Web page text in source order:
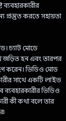
ব্যবহারকারীর
প্রস্তুত করতে সহায়তা
চ্যাট মোডে
জড়িত হন এবং তারপর
করেন। ভিডিও মোড
সাথে একটি লাইভ
ভিডিও
কী কথা বলে তার